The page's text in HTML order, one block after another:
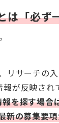
は「必ず
リサーチの
が反映され
報を探す場合
新の募集要